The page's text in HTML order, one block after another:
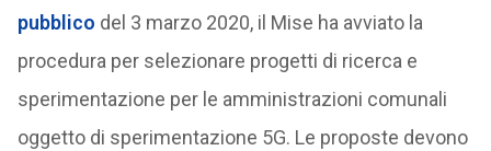
pubblico del 3 marzo 2020, il Mise ha avviato la
procedura per selezionare progetti di ricerca e
sperimentazione per le amministrazioni comunali
oggetto di sperimentazione 5G. Le proposte devono